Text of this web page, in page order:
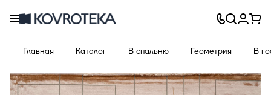
Главная Каталог В спальню Геометрия В